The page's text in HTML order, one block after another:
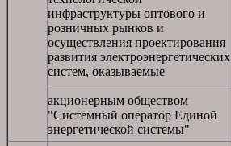
инфраструктуры оптового и
розничных рынков и
осуществления проектирования
развития электроэнергетических
систем, оказываемые
акционерным обществом
"Системный оператор Единой
энергетической системы"